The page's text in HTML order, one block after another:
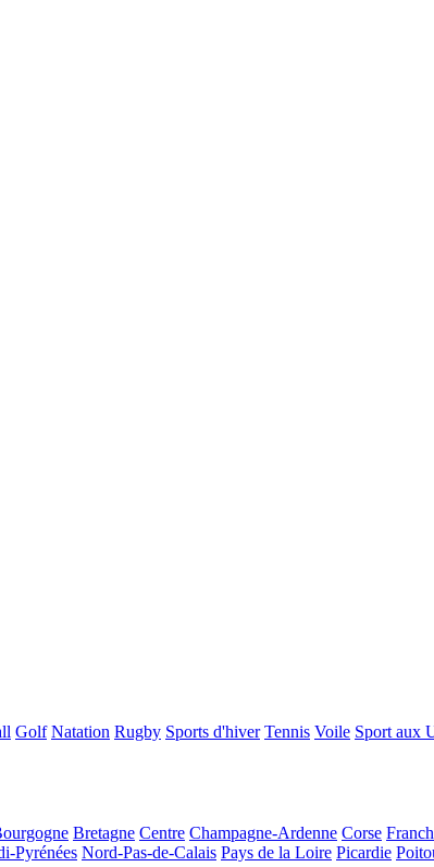
Golf Natation Rugby Sports d'hiver Tennis Voile Sport aux
Bretagne Centre Champagne-Ardenne Corse
Pyrénées Nord-Pas-de-Calais Pays de la Loire Picardie